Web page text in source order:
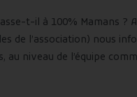
t-il à 100% Mamans ?
de l’association) nous
au niveau de l’équipe